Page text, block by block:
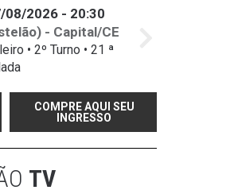
2026 - 20:30
- Capital/CE
• 2º Turno • 21 ª
COMPRE AQUI SEU
INGRESSO
TV